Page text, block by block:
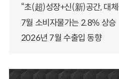
“초(超)성장+신(新)공간, 대
7월 소비자물가는 2.8% 상승
2026년 7월 수출입 동향